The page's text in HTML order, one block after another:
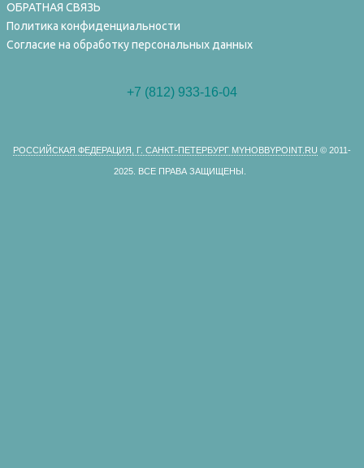
ОБРАТНАЯ СВЯЗЬ
Политика конфиденциальности
Согласие на обработку персональных данных
+7 (812) 933-16-04
РОССИЙСКАЯ ФЕДЕРАЦИЯ, Г. САНКТ-ПЕТЕРБУРГ MYHOBBYPOINT.RU © 2011-
2025. ВСЕ ПРАВА ЗАЩИЩЕНЫ.